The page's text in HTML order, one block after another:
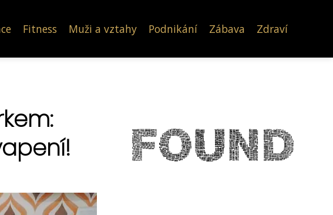
Fitness Muži a vztahy Podnikání Zábava Zdraví